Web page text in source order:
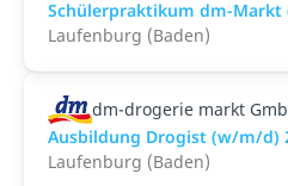
Schülerpraktikum dm-
Laufenburg (Baden)
dm-drogerie markt
Ausbildung Drogist (w/m/d)
Laufenburg (Baden)